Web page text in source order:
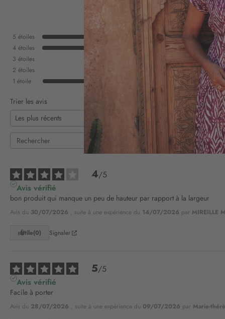
5 étoiles
4 étoiles
3 étoiles
2 étoiles
1 étoile
Trier les avis
4/5
Avis vérifié
bon produit qui manque un peu de hauteur par rapport à la largeur
Avis du 30/07/2026 , suite à une expérience du 14/07/2026 par MIREILLE
Utile(0) Signaler
5/5
Avis vérifié
Facile à porter
Avis du 28/07/2026 , suite à une expérience du 09/07/2026 par Marie-